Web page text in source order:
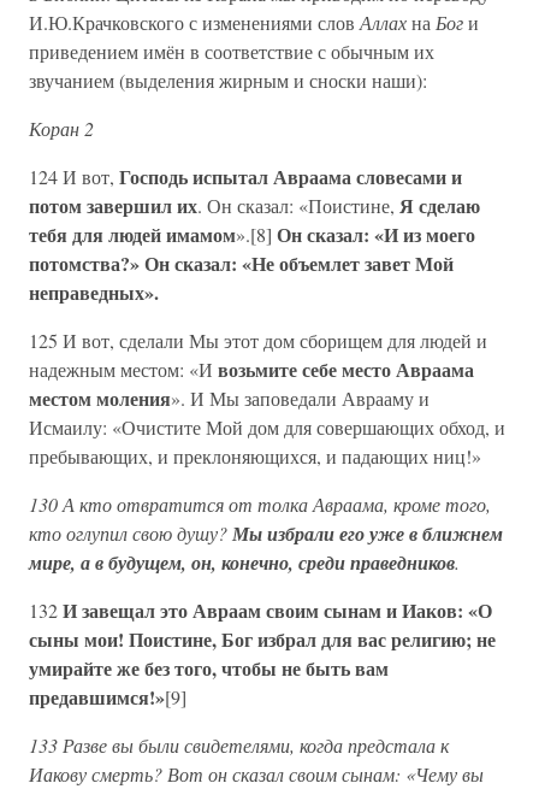
И.Ю.Крачковского с изменениями слов Аллахна Боги
приведением имён в соответствие с обычным их
звучанием (выделения жирным и сноски наши):
Коран 2
124 И вот, Господь испытал Авраама словесами и
потом завершил их. Он сказал: «Поистине, Я сделаю
тебя для людей имамом».[8] Он сказал: «И из моего
потомства?» Он сказал: «Не объемлет завет Мой
неправедных».
125 И вот, сделали Мы этот дом сборищем для людей и
надежным местом: «И возьмите себе место Авраама
местом моления». И Мы заповедали Аврааму и
Исмаилу: «Очистите Мой дом для совершающих обход, и
пребывающих, и преклоняющихся, и падающих ниц!»
130 А кто отвратится от толка Авраама, кроме того,
кто оглупил свою душу?Мы избрали его уже в ближнем
мире, а в будущем, он, конечно, среди праведников.
132И завещал это Авраам своим сынам и Иаков: «О
сыны мои! Поистине, Бог избрал для вас религию; не
умирайте же без того, чтобы не быть вам
предавшимся!»[9]
133 Разве вы были свидетелями, когда предстала к
Иакову смерть? Вот он сказал своим сынам: «Чему вы